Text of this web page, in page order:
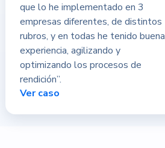
que lo he implementado en 3
empresas diferentes, de distintos
rubros, y en todas he tenido buena
experiencia, agilizando y
optimizando los procesos de
rendición”.
Ver caso